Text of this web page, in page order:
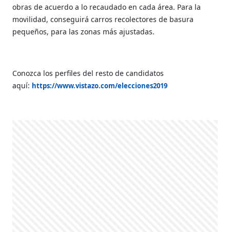
obras de acuerdo a lo recaudado en cada área. Para la
movilidad, conseguirá carros recolectores de basura
pequeños, para las zonas más ajustadas.
Conozca los perfiles del resto de candidatos
aquí: https://www.vistazo.com/elecciones2019